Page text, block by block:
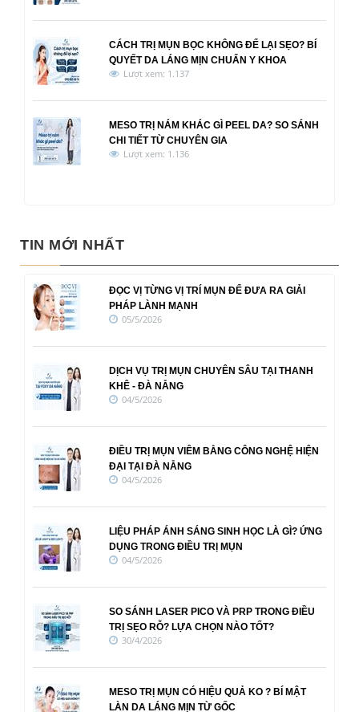
CÁCH TRỊ MỤN BỌC KHÔNG ĐỂ LẠI SẸO? BÍ
QUYẾT DA LÁNG MỊN CHUẨN Y KHOA
Lượt xem: 1.137
MESO TRỊ NÁM KHÁC GÌ PEEL DA? SO SÁNH
CHI TIẾT TỪ CHUYÊN GIA
Lượt xem: 1.136
TIN MỚI NHẤT
ĐỌC VỊ TỪNG VỊ TRÍ MỤN ĐỂ ĐƯA RA GIẢI
PHÁP LÀNH MẠNH
05/5/2026
DỊCH VỤ TRỊ MỤN CHUYÊN SÂU TẠI THANH
KHÊ - ĐÀ NẴNG
04/5/2026
ĐIỀU TRỊ MỤN VIÊM BẰNG CÔNG NGHỆ HIỆN
ĐẠI TẠI ĐÀ NẴNG
04/5/2026
LIỆU PHÁP ÁNH SÁNG SINH HỌC LÀ GÌ? ỨNG
DỤNG TRONG ĐIỀU TRỊ MỤN
04/5/2026
SO SÁNH LASER PICO VÀ PRP TRONG ĐIỀU
TRỊ SẸO RỖ? LỰA CHỌN NÀO TỐT?
30/4/2026
MESO TRỊ MỤN CÓ HIỆU QUẢ KO ? BÍ MẬT
LÀN DA LÁNG MỊN TỪ GỐC